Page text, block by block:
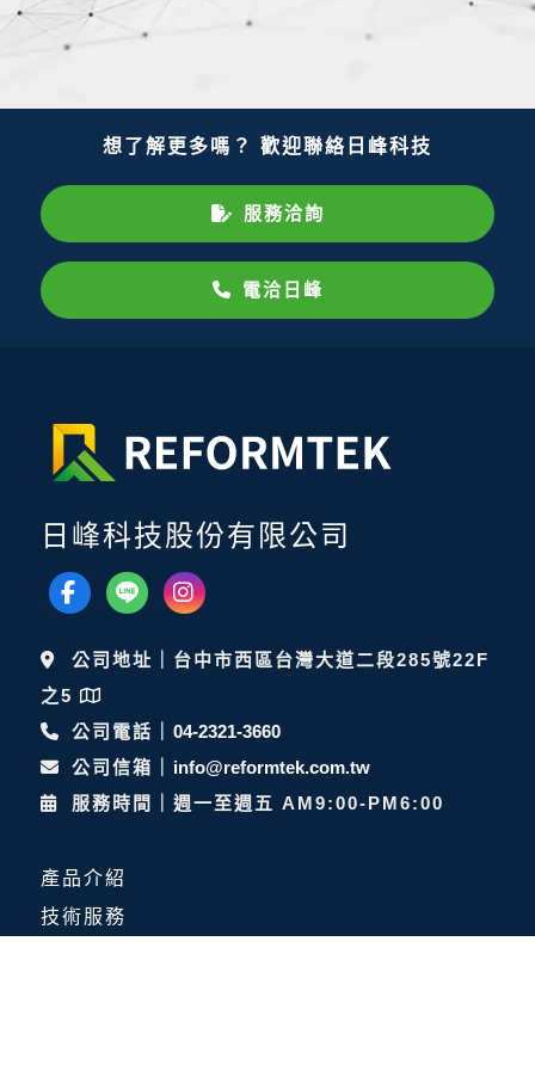
想了解更多嗎？ 歡迎聯絡日峰科技
服務洽詢
電洽日峰
日峰科技股份有限公司
公司地址｜台中市西區台灣大道二段285號22F
之5
公司電話｜ 04-2321-3660
公司信箱｜ info@reformtek.com.tw
服務時間｜週一至週五 AM9:00-PM6:00
產品介紹
技術服務